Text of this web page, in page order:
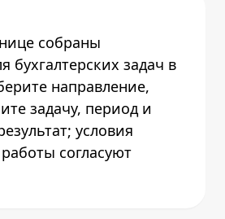
собраны
бухгалтерских задач в
направление,
задачу, период и
условия
согласуют